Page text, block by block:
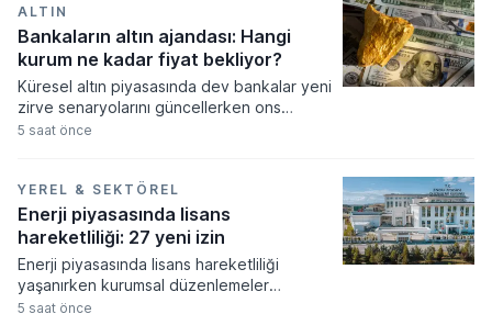
ALTIN
Bankaların altın ajandası: Hangi
kurum ne kadar fiyat bekliyor?
Küresel altın piyasasında dev bankalar yeni
zirve senaryolarını güncellerken ons
fiyatının 5.300 dolara kadar tırmanması
doğrultusunda revize edilen tahminler,
fiyatların orta ve uzun vadede tarihi
seviyeleri aşacağına işaret ediyor.
5 saat önce
YEREL & SEKTÖREL
Enerji piyasasında lisans
hareketliliği: 27 yeni izin
Enerji piyasasında lisans hareketliliği
yaşanırken kurumsal düzenlemeler
resmiyet kazandı. Enerji piyasası
5 saat önce